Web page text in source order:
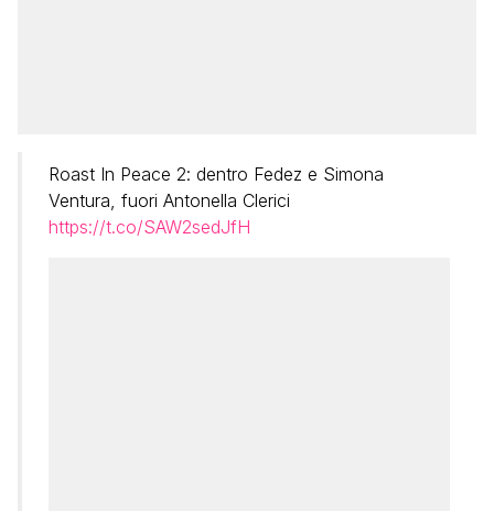
Roast In Peace 2: dentro Fedez e Simona
Ventura, fuori Antonella Clerici
https://t.co/SAW2sedJfH